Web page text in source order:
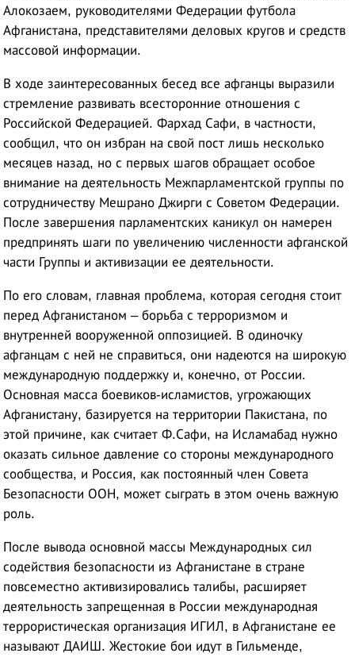
Алокозаем, руководителями Федерации футбола
Афганистана, представителями деловых кругов и средств
массовой информации.
В ходе заинтересованных бесед все афганцы выразили
стремление развивать всесторонние отношения с
Российской Федерацией. Фархад Сафи, в частности,
сообщил, что он избран на свой пост лишь несколько
месяцев назад, но с первых шагов обращает особое
внимание на деятельность Межпарламентской группы по
сотрудничеству Мешрано Джирги с Советом Федерации.
После завершения парламентских каникул он намерен
предпринять шаги по увеличению численности афганской
части Группы и активизации ее деятельности.
По его словам, главная проблема, которая сегодня стоит
перед Афганистаном – борьба с терроризмом и
внутренней вооруженной оппозицией. В одиночку
афганцам с ней не справиться, они надеются на широкую
международную поддержку и, конечно, от России.
Основная масса боевиков-исламистов, угрожающих
Афганистану, базируется на территории Пакистана, по
этой причине, как считает Ф.Сафи, на Исламабад нужно
оказать сильное давление со стороны международного
сообщества, и Россия, как постоянный член Совета
Безопасности ООН, может сыграть в этом очень важную
роль.
После вывода основной массы Международных сил
содействия безопасности из Афганистане в стране
повсеместно активизировались талибы, расширяет
деятельность запрещенная в России международная
террористическая организация ИГИЛ, в Афганистане ее
называют ДАИШ. Жестокие бои идут в Гильменде,